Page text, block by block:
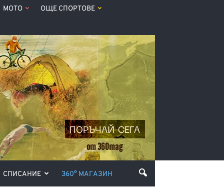
МОТО ОЩЕ СПОРТОВЕ
СПИСАНИЕ 360° МАГАЗИН